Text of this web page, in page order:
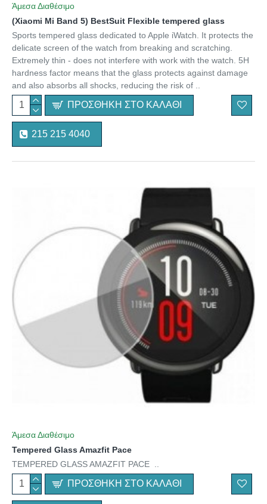
Άμεσα Διαθέσιμο
(Xiaomi Mi Band 5) BestSuit Flexible tempered glass
Sports tempered glass dedicated to Apple iWatch. It protects the
delicate screen of the watch from breaking and scratching.
Extremely thin - does not interfere with work with the watch. 5H
hardness factor means that the glass protects against damage
and also absorbs all shocks, reducing the risk of ..
ΠΡΟΣΘΉΚΗ ΣΤΟ ΚΑΛΆΘΙ
215 215 4040
Άμεσα Διαθέσιμο
Tempered Glass Amazfit Pace
TEMPERED GLASS AMAZFIT PACE ..
ΠΡΟΣΘΉΚΗ ΣΤΟ ΚΑΛΆΘΙ